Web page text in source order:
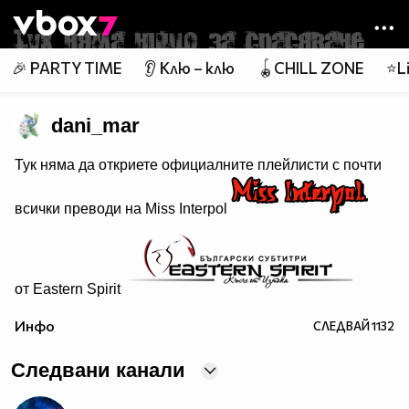
👾
🎉 PARTY TIME 👂 Клю – клю 🪀CHILL ZONE
dani_mar
Тук няма да откриете официалните плейлисти с почти
всички преводи на Miss Interpol
от Eastern Spirit
Завършени проекти:
Инфо СЛЕДВАЙ1132
Следвани канали